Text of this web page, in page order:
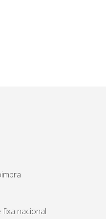
fixa nacional